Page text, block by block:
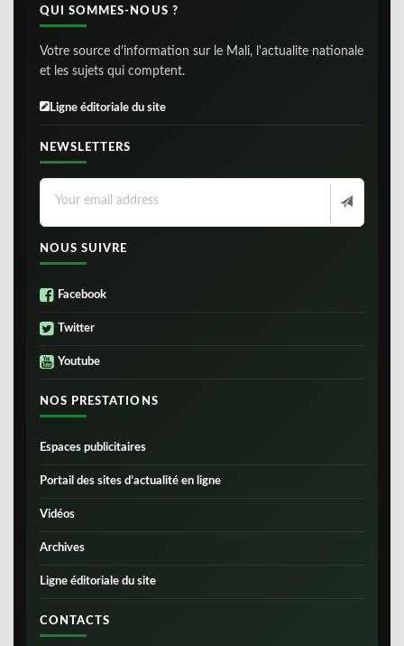
QUI SOMMES-NOUS ?
Votre source d'information sur le Mali, l'actualite nationale
et les sujets qui comptent.
Ligne éditoriale du site
NEWSLETTERS
NOUS SUIVRE
Facebook
Twitter
Youtube
NOS PRESTATIONS
Espaces publicitaires
Portail des sites d’actualité en ligne
Vidéos
Archives
Ligne éditoriale du site
CONTACTS